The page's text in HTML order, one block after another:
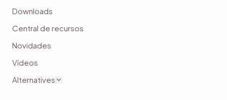
Downloads
Central de recursos
Novidades
Vídeos
Alternatives